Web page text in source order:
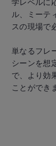
学レベルに
ル、ミーテ
スの現場で
単なるフレ
シーンを想
で、より効
ことができ